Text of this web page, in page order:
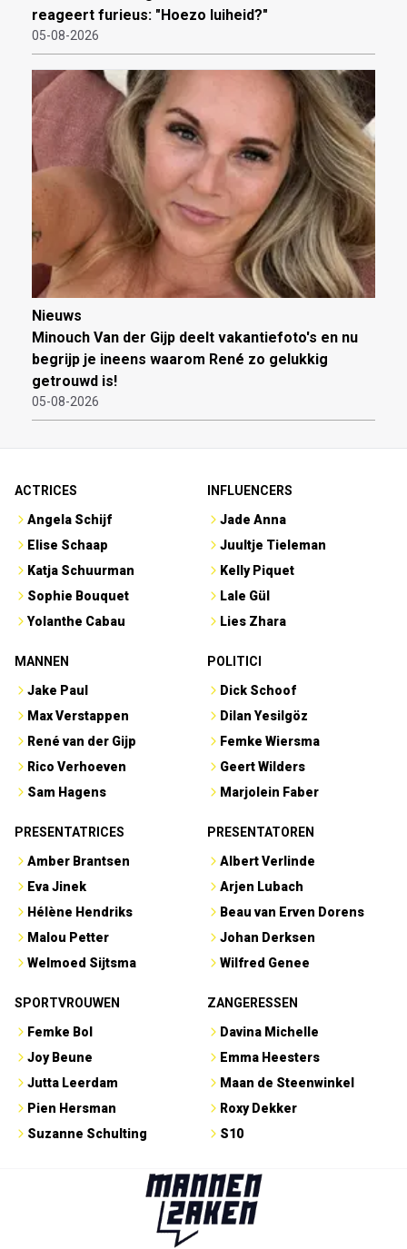
reageert furieus: "Hoezo luiheid?"
05-08-2026
Nieuws
Minouch Van der Gijp deelt vakantiefoto's en nu
begrijp je ineens waarom René zo gelukkig
getrouwd is!
05-08-2026
ACTRICES
Angela Schijf
Elise Schaap
Katja Schuurman
Sophie Bouquet
Yolanthe Cabau
INFLUENCERS
Jade Anna
Juultje Tieleman
Kelly Piquet
Lale Gül
Lies Zhara
MANNEN
Jake Paul
Max Verstappen
René van der Gijp
Rico Verhoeven
Sam Hagens
POLITICI
Dick Schoof
Dilan Yesilgöz
Femke Wiersma
Geert Wilders
Marjolein Faber
PRESENTATRICES
Amber Brantsen
Eva Jinek
Hélène Hendriks
Malou Petter
Welmoed Sijtsma
PRESENTATOREN
Albert Verlinde
Arjen Lubach
Beau van Erven Dorens
Johan Derksen
Wilfred Genee
SPORTVROUWEN
Femke Bol
Joy Beune
Jutta Leerdam
Pien Hersman
Suzanne Schulting
ZANGERESSEN
Davina Michelle
Emma Heesters
Maan de Steenwinkel
Roxy Dekker
S10